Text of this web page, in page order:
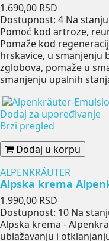
Cena
1.690,00 RSD
Dostupnost: 4 Na stanju
Pomoć kod artroze,
Pomaže kod
hrskavice, u smanjenju
zglobova, pomaže u
smanjenju upalnih
Dodaj za upoređivanje
Brzi pregled
Dodaj u korpu
ALPENKRÄUTER
Alpska krema
Cena
1.990,00 RSD
Dostupnost: 10 Na
Alpska krema -
ublažavanju i